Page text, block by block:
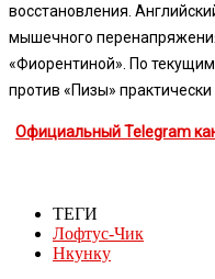
восстановления.
мышечного
«Фиорентиной». По
против «Пизы» практически
Официальный Telegram
ТЕГИ
Лофтус-Чик
Нкунку